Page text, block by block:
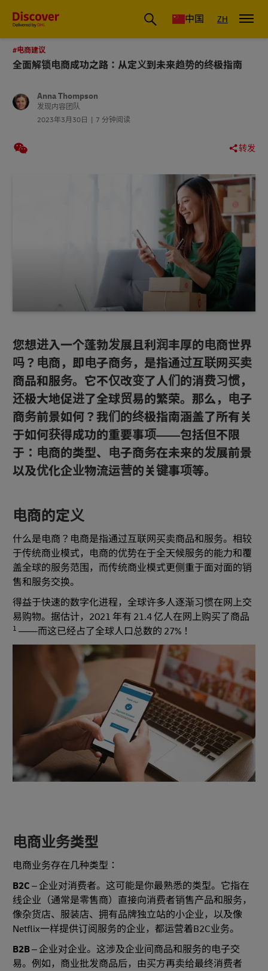
国际物流_国际快递_国际运输物流公司 中国 ZH
#电商建议
全面解锁电商成功之路：从定义到未来趋势的终极指南
Anna Thompson
发现内容团队
2023年3月30日
7 分钟阅读
转发
您想进入一个蓬勃发展且利润丰厚的电商世界
吗？电商，即电子商务，是指通过互联网买卖
商品和服务。它不仅改变了人们的消费习惯，
还极大地促进了全球贸易的繁荣。那么，电子
商务前景如何？我们的终极指南涵盖了所有关
于如何获得成功的重要事项——包括但不限
于：电商的类型、电子商务在未来的发展前景
以及优化企业物流运营的关键事项等。
电商的定义
什么是电商？电商是指通过互联网买卖商品和服务。相较
于传统商业模式，电商的优势在于全天候服务的能力和覆
盖全球的服务范围，而传统商业模式更侧重于面对面的销
售和服务交换。
得益于快速的数字化进程，全球许多人逐渐习惯在网上交
易购物。据估计，2021 年有 21.4 亿人在网上购买了商品
1 ——而这已经占了全球人口总数的 27%！
电商业务类型
电商业务存在几种类型：
B2C – 企业对消费者。这可能是你最熟悉的类型。它指在
线企业（通常是零售商）直接向消费者销售产品和服务，
像杂货店、服装店、拥有品牌独立站的小企业，以及像
Netflix一样提供订阅服务的企业，都运营着B2C业务。
B2B– 企业对企业。这涉及企业间商品和服务的电子交
易。例如，商业批发商品后，由买方再卖给最终消费者